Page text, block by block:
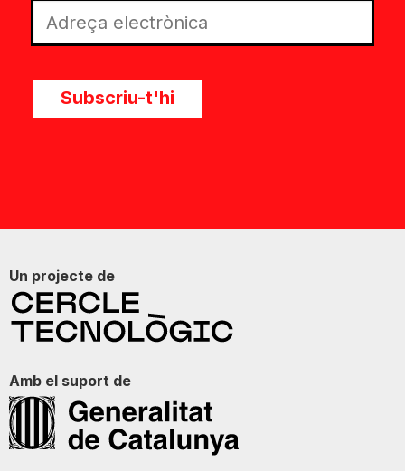
Subscriu-t'hi
Un projecte de
Amb el suport de